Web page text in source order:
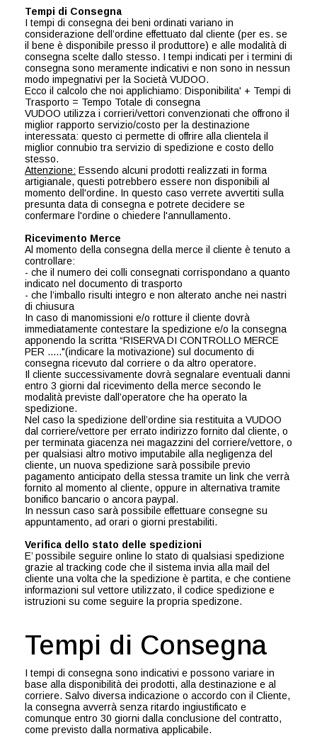
Tempi di Consegna
I tempi di consegna dei beni ordinati variano in
considerazione dell’ordine effettuato dal cliente (per es. se
il bene è disponibile presso il produttore) e alle modalità di
consegna scelte dallo stesso. I tempi indicati per i termini di
consegna sono meramente indicativi e non sono in nessun
modo impegnativi per la Società VUDOO.
Ecco il calcolo che noi applichiamo: Disponibilita' + Tempi di
Trasporto = Tempo Totale di consegna
VUDOO utilizza i corrieri/vettori convenzionati che offrono il
miglior rapporto servizio/costo per la destinazione
interessata: questo ci permette di offrire alla clientela il
miglior connubio tra servizio di spedizione e costo dello
stesso.
Attenzione: Essendo alcuni prodotti realizzati in forma
artigianale, questi potrebbero essere non disponibili al
momento dell'ordine. In questo caso verrete avvertiti sulla
presunta data di consegna e potrete decidere se
confermare l'ordine o chiedere l'annullamento.
Ricevimento Merce
Al momento della consegna della merce il cliente è tenuto a
controllare:
- che il numero dei colli consegnati corrispondano a quanto
indicato nel documento di trasporto
- che l’imballo risulti integro e non alterato anche nei nastri
di chiusura
In caso di manomissioni e/o rotture il cliente dovrà
immediatamente contestare la spedizione e/o la consegna
apponendo la scritta “RISERVA DI CONTROLLO MERCE
PER ....."(indicare la motivazione) sul documento di
consegna ricevuto dal corriere o da altro operatore.
Il cliente successivamente dovrà segnalare eventuali danni
entro 3 giorni dal ricevimento della merce secondo le
modalità previste dall’operatore che ha operato la
spedizione.
Nel caso la spedizione dell’ordine sia restituita a VUDOO
dal corriere/vettore per errato indirizzo fornito dal cliente, o
per terminata giacenza nei magazzini del corriere/vettore, o
per qualsiasi altro motivo imputabile alla negligenza del
cliente, un nuova spedizione sarà possibile previo
pagamento anticipato della stessa tramite un link che verrà
fornito al momento al cliente, oppure in alternativa tramite
bonifico bancario o ancora paypal.
In nessun caso sarà possibile effettuare consegne su
appuntamento, ad orari o giorni prestabiliti.
Verifica dello stato delle spedizioni
E’ possibile seguire online lo stato di qualsiasi spedizione
grazie al tracking code che il sistema invia alla mail del
cliente una volta che la spedizione è partita, e che contiene
informazioni sul vettore utilizzato, il codice spedizione e
istruzioni su come seguire la propria spedizone.
Tempi di Consegna
I tempi di consegna sono indicativi e possono variare in
base alla disponibilità dei prodotti, alla destinazione e al
corriere. Salvo diversa indicazione o accordo con il Cliente,
la consegna avverrà senza ritardo ingiustificato e
comunque entro 30 giorni dalla conclusione del contratto,
come previsto dalla normativa applicabile.